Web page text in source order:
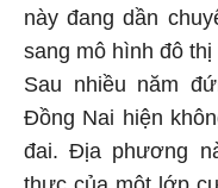
này đang dần
sang mô hình đô thị
Sau nhiều năm
Đồng Nai hiện
đai. Địa phương
thực của một lớp